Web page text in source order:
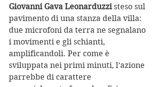
Giovanni Gava Leonarduzzi steso sul
pavimento di una stanza della villa:
due microfoni da terra ne segnalano
i movimenti e gli schianti,
amplificandoli. Per come è
sviluppata nei primi minuti, l’azione
parrebbe di carattere